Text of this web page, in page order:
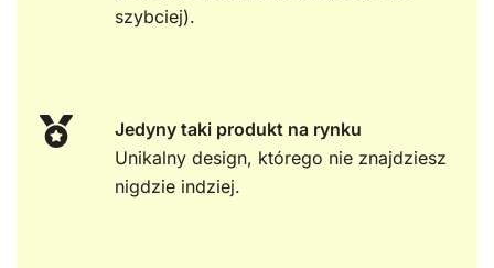
szybciej).
Jedyny taki produkt na rynku
Unikalny design, którego nie znajdziesz
nigdzie indziej.